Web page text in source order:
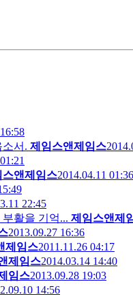
서. 제임스앤제임스
스앤제임스2014.04.11 01:36
22:45
활을 기억... 제임스앤제
2013.09.27 16:36
제임스2011.11.26 04:17
제임스2014.03.14 14:40
임스2013.09.28 19:03
14:56